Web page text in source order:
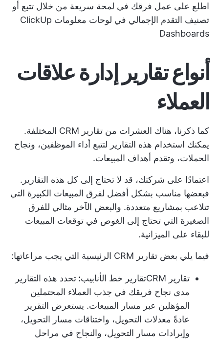
اطلع على عمل فرقك في لمحة سريعة من خلال تتبع أو
تصنيف التقدم الإجمالي في لوحات معلومات ClickUp
Dashboards
أنواع تقارير إدارة علاقات
العملاء
كما ذكرنا، هناك العشرات من تقارير CRM المختلفة.
يمكنك استخدام هذه التقارير لتتبع أداء الموظفين، ونجاح
الحملات، وتقدم أهداف المبيعات.
اعتمادًا على شركتك، قد لا تحتاج إلى كل هذه التقارير.
فبعضها مناسب بشكل أفضل لفرق المبيعات الكبيرة التي
تتلاعب بمشاريع متعددة. والبعض الآخر مثالي للفرق
الصغيرة التي تحتاج إلى الغوص في توقعات المبيعات
للبقاء على الميزانية.
فيما يلي بعض تقارير CRM الرئيسية التي يجب مراعاتها:
تقارير CRM تقارير خط الأنابيب: تحدد هذه التقارير
مدى نجاح فريقك في جذب العملاء المحتملين
المؤهلين عبر مسار المبيعات. يستعرض التقرير
عادةً معدلات التحويل، واختناقات مسار التحويل،
وإيرادات مسار التحويل، والنجاح في مراحل